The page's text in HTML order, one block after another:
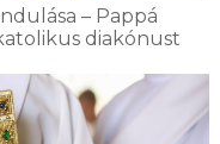
– Pappá
diakónust